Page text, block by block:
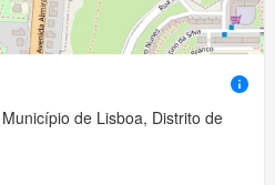
de Lisboa, Distrito de